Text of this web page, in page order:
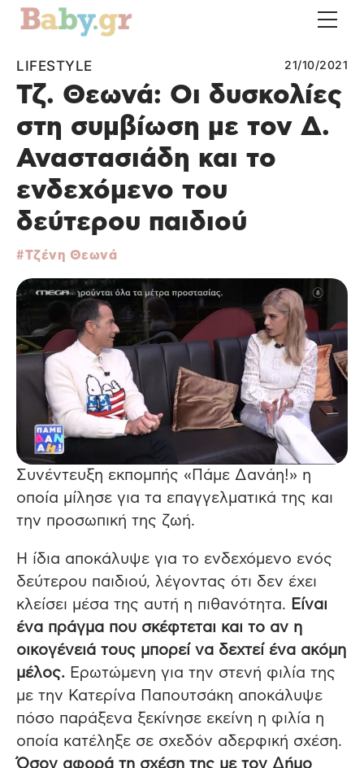
LIFESTYLE 21/10/2021
Τζ. Θεωνά: Οι δυσκολίες
στη συμβίωση με τον Δ.
Αναστασιάδη και το
ενδεχόμενο του
δεύτερου παιδιού
Τζένη Θεωνά
Συνέντευξη εκπομπής «Πάμε Δανάη!» η
οποία μίλησε για τα επαγγελματικά της και
την προσωπική της ζωή.
Η ίδια αποκάλυψε για το ενδεχόμενο ενός
δεύτερου παιδιού, λέγοντας ότι δεν έχει
κλείσει μέσα της αυτή η πιθανότητα. Είναι
ένα πράγμα που σκέφτεται και το αν η
οικογένειά τους μπορεί να δεχτεί ένα ακόμη
μέλος. Ερωτώμενη για την στενή φιλία της
με την Κατερίνα Παπουτσάκη αποκάλυψε
πόσο παράξενα ξεκίνησε εκείνη η φιλία η
οποία κατέληξε σε σχεδόν αδερφική σχέση.
Όσον αφορά τη σχέση της με τον Δήμο